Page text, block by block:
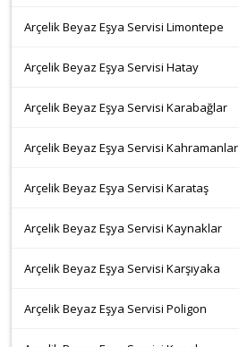
Arçelik Beyaz Eşya Servisi Limontepe
Arçelik Beyaz Eşya Servisi Hatay
Arçelik Beyaz Eşya Servisi Karabağlar
Arçelik Beyaz Eşya Servisi Kahramanlar
Arçelik Beyaz Eşya Servisi Karataş
Arçelik Beyaz Eşya Servisi Kaynaklar
Arçelik Beyaz Eşya Servisi Karşıyaka
Arçelik Beyaz Eşya Servisi Poligon